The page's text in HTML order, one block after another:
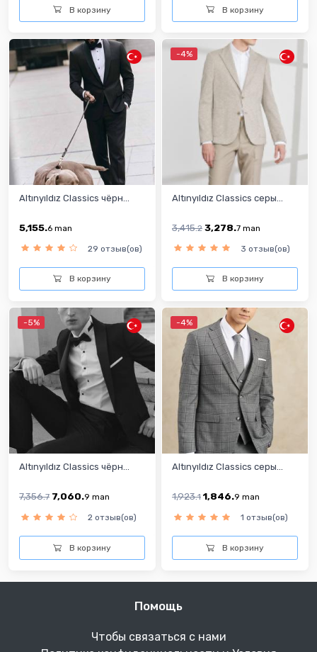
В корзину В корзину
Altınyıldız Classics чёрн...
5,155.6 man
29 отзыв(ов)
В корзину
-4%
Altınyıldız Classics серы...
3,415.2 3,278.7 man
3 отзыв(ов)
В корзину
-5%
Altınyıldız Classics чёрн...
7,356.7 7,060.9 man
2 отзыв(ов)
В корзину
-4%
Altınyıldız Classics серы...
1,923.1 1,846.9 man
1 отзыв(ов)
В корзину
Помощь
Чтобы связаться с нами